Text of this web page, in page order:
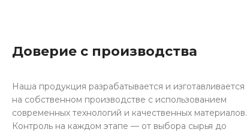
Доверие с производства
Наша продукция разрабатывается и изготавливается
на собственном производстве с использованием
современных технологий и качественных материалов.
Контроль на каждом этапе — от выбора сырья до